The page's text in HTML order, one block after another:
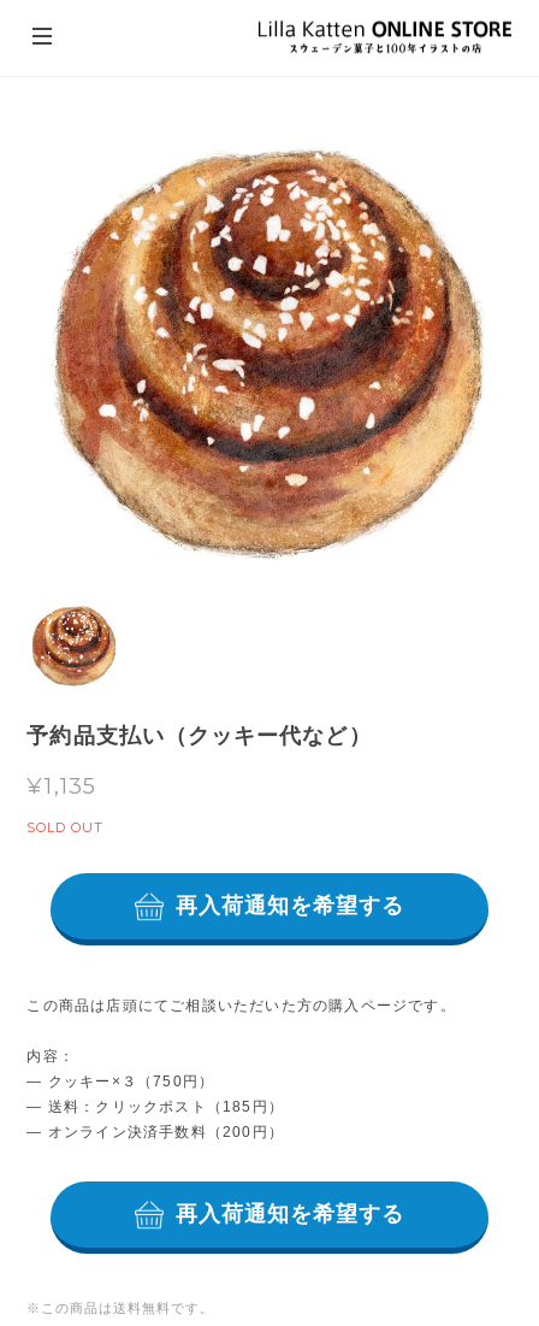
予約品支払い（クッキー代など）
¥1,135
SOLD OUT
再入荷通知を希望する
この商品は店頭にてご相談いただいた方の購入ページです。
内容：
― クッキー×３（750円）
― 送料：クリックポスト（185円）
― オンライン決済手数料（200円）
再入荷通知を希望する
※この商品は送料無料です。